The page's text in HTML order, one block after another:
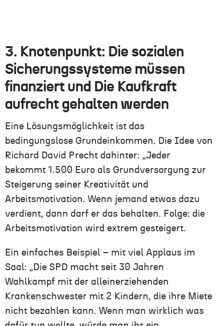
3. Knotenpunkt: Die sozialen
Sicherungssysteme müssen
finanziert und Die Kaufkraft
aufrecht gehalten werden
Eine Lösungsmöglichkeit ist das
bedingungslose Grundeinkommen. Die Idee von
Richard David Precht dahinter: „Jeder
bekommt 1.500 Euro als Grundversorgung zur
Steigerung seiner Kreativität und
Arbeitsmotivation. Wenn jemand etwas dazu
verdient, dann darf er das behalten. Folge: die
Arbeitsmotivation wird extrem gesteigert.
Ein einfaches Beispiel – mit viel Applaus im
Saal: „Die SPD macht seit 30 Jahren
Wahlkampf mit der alleinerziehenden
Krankenschwester mit 2 Kindern, die ihre Miete
nicht bezahlen kann. Wenn man wirklich was